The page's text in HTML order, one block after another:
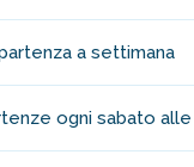
a settimana
ogni sabato alle